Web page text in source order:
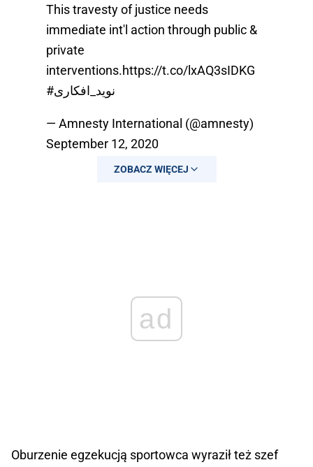
This travesty of justice needs
immediate int'l action through public &
private
interventions.https://t.co/lxAQ3sIDKG
#نوید_افکاری
— Amnesty International (@amnesty)
September 12, 2020
ZOBACZ WIĘCEJ
ad
Oburzenie egzekucją sportowca wyraził też szef